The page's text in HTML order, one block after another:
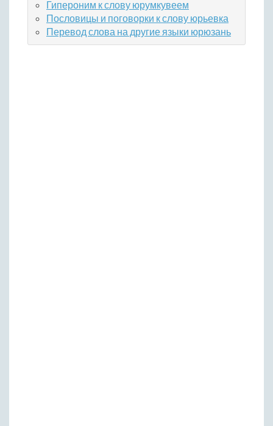
Гипероним к слову юрумкувеем
Пословицы и поговорки к слову юрьевка
Перевод слова на другие языки юрюзань